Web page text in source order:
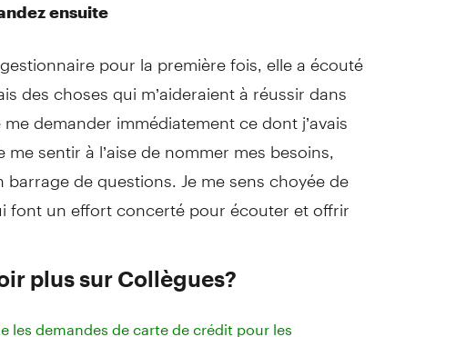
ensuite
pour la première fois, elle a écouté
des choses qui m’aideraient à réussir dans
demander immédiatement ce dont j’avais
sentir à l’aise de nommer mes besoins,
de questions. Je me sens choyée de
font un effort concerté pour écouter et offrir
plus sur Collègues?
les demandes de carte de crédit pour les